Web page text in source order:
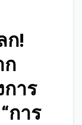
ก!
ก
การ
การ